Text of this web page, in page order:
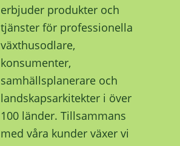
erbjuder produkter och
tjänster för professionella
växthusodlare,
konsumenter,
samhällsplanerare och
landskapsarkitekter i över
100 länder. Tillsammans
med våra kunder växer vi